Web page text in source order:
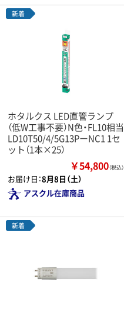
新着
ホタルクス LED直管ランプ
（低W工事不要）N色・FL10相当
LD10T50/4/5G13PーNC1 1セ
ット（1本×25）
￥54,800（税込）
お届け日：8月8日（土）
アスクル在庫商品
新着